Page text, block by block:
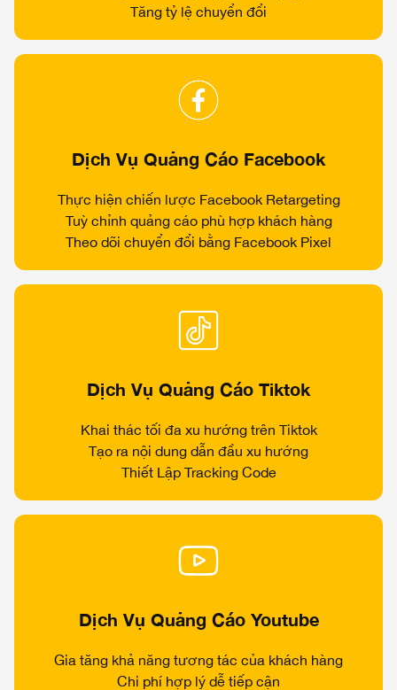
Tăng tỷ lệ chuyển đổi
Dịch Vụ Quảng Cáo Facebook
Thực hiện chiến lược Facebook Retargeting
Tuỳ chỉnh quảng cáo phù hợp khách hàng
Theo dõi chuyển đổi bằng Facebook Pixel
Dịch Vụ Quảng Cáo Tiktok
Khai thác tối đa xu hướng trên Tiktok
Tạo ra nội dung dẫn đầu xu hướng
Thiết Lập Tracking Code
Dịch Vụ Quảng Cáo Youtube
Gia tăng khả năng tương tác của khách hàng
Chi phí hợp lý dễ tiếp cận